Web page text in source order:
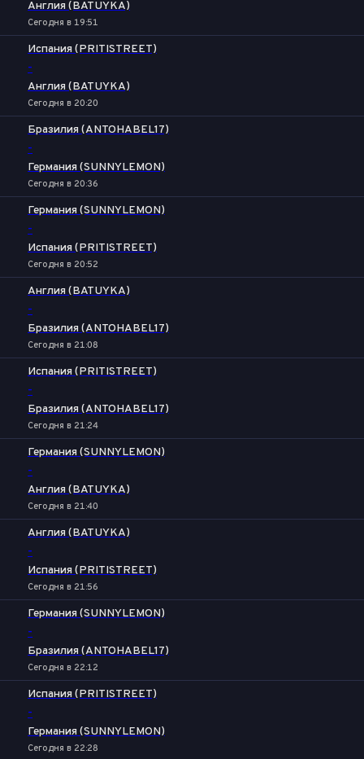
Англия (BATUYKA)
Сегодня в 19:51
Испания (PRITISTREET)
-
Англия (BATUYKA)
Сегодня в 20:20
Бразилия (ANTOHABEL17)
-
Германия (SUNNYLEMON)
Сегодня в 20:36
Германия (SUNNYLEMON)
-
Испания (PRITISTREET)
Сегодня в 20:52
Англия (BATUYKA)
-
Бразилия (ANTOHABEL17)
Сегодня в 21:08
Испания (PRITISTREET)
-
Бразилия (ANTOHABEL17)
Сегодня в 21:24
Германия (SUNNYLEMON)
-
Англия (BATUYKA)
Сегодня в 21:40
Англия (BATUYKA)
-
Испания (PRITISTREET)
Сегодня в 21:56
Германия (SUNNYLEMON)
-
Бразилия (ANTOHABEL17)
Сегодня в 22:12
Испания (PRITISTREET)
-
Германия (SUNNYLEMON)
Сегодня в 22:28